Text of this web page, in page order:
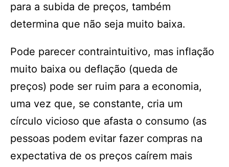
para a subida de preços, também
determina que não seja muito baixa.
Pode parecer contraintuitivo, mas inflação
muito baixa ou deflação (queda de
preços) pode ser ruim para a economia,
uma vez que, se constante, cria um
círculo vicioso que afasta o consumo (as
pessoas podem evitar fazer compras na
expectativa de os preços caírem mais